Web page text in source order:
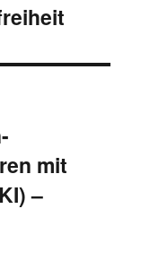
mit
–